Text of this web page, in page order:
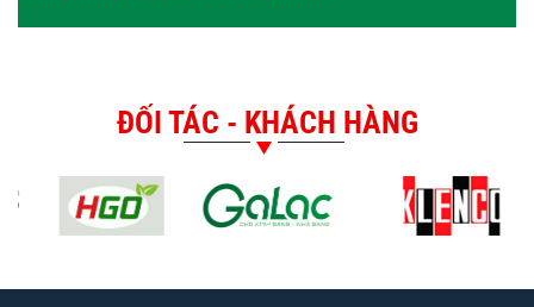
ĐỐI TÁC - KHÁCH HÀNG